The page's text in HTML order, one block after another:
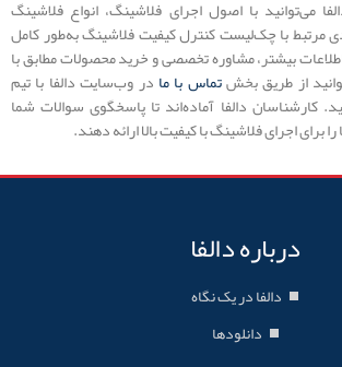
می‌توانید با اصول اجرای فلاشینگ، انواع فلاشینگ
مرتبط با چک‌لیست کنترل کیفیت فلاشینگ به‌طور کامل
بیشتر، مشاوره تخصصی و خرید محصولات مطابق با
از طریق بخشتماس با ما در وب‌سایت دالفا با تیم
کارشناسان دالفا آماده‌اند تا پاسخگوی سوالات شما
برای اجرای فلاشینگ با کیفیت بالا ارائه دهند.
درباره دالفا
دالفا در یک نگاه
دانلودها